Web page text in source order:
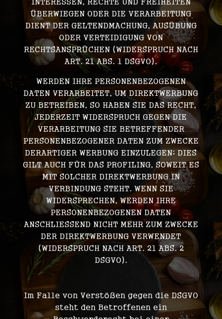
ÜBERWIEGEN ODER DIE VERARBEITUNG
DIENT DER GELTENDMACHUNG, AUSÜBUNG
ODER VERTEIDIGUNG VON
RECHTSANSPRÜCHEN (WIDERSPRUCH NACH
ART. 21 ABS. 1 DSGVO).
WERDEN IHRE PERSONENBEZOGENEN
DATEN VERARBEITET, UM DIREKTWERBUNG
ZU BETREIBEN, SO HABEN SIE DAS RECHT,
JEDERZEIT WIDERSPRUCH GEGEN DIE
VERARBEITUNG SIE BETREFFENDER
PERSONENBEZOGENER DATEN ZUM ZWECKE
DERARTIGER WERBUNG EINZULEGEN; DIES
GILT AUCH FÜR DAS PROFILING, SOWEIT ES
MIT SOLCHER DIREKTWERBUNG IN
VERBINDUNG STEHT. WENN SIE
WIDERSPRECHEN, WERDEN IHRE
PERSONENBEZOGENEN DATEN
ANSCHLIESSEND NICHT MEHR ZUM ZWECKE
DER DIREKTWERBUNG VERWENDET
(WIDERSPRUCH NACH ART. 21 ABS. 2
DSGVO).
Im Falle von Verstößen gegen die DSGVO
steht den Betroffenen ein